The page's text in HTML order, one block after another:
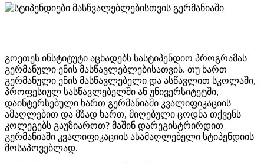
გოეთეს ინსტიტუტი აცხადებს სასტიპენდიო პროგრამას
გერმანული ენის მასწავლებლებისათვის. თუ ხართ
გერმანული ენის მასწავლებელი და ასწავლით სკოლაში,
პროფესიულ სასწავლებელში ან უნივერსიტეტში,
დაინტერსებული ხართ გერმანიაში კვალიფიკაციის
ამაღლებით და მზად ხართ, მიღებული ცოდნა თქვენს
კოლეგებს გაუზიაროთ? მაშინ დარეგისტრირდით
გერმანიაში კვალიფიკაციის ასამაღლებელი სტიპენდიის
მოსაპოვებლად.